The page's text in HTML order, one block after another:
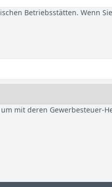
Betriebsstätten. Wenn
mit deren Gewerbesteuer-